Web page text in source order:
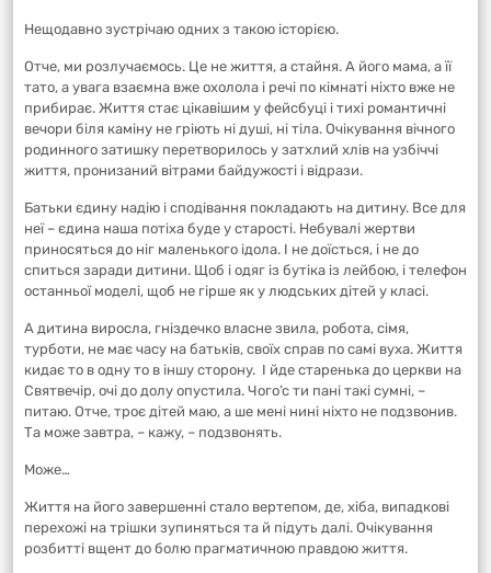
Нещодавно зустрічаю одних з такою історією.
Отче, ми розлучаємось. Це не життя, а стайня. А його мама, а її
тато, а увага взаємна вже охолола і речі по кімнаті ніхто вже не
прибирає. Життя стає цікавішим у фейсбуці і тихі романтичні
вечори біля каміну не гріють ні душі, ні тіла. Очікування вічного
родинного затишку перетворилось у затхлий хлів на узбіччі
життя, пронизаний вітрами байдужості і відрази.
Батьки єдину надію і сподівання покладають на дитину. Все для
неї – єдина наша потіха буде у старості. Небувалі жертви
приносяться до ніг маленького ідола. І не доїсться, і не до
спиться заради дитини. Щоб і одяг із бутіка із лейбою, і телефон
останньої моделі, щоб не гірше як у людських дітей у класі.
А дитина виросла, гніздечко власне звила, робота, сімя,
турботи, не має часу на батьків, своїх справ по самі вуха. Життя
кидає то в одну то в іншу сторону. І йде старенька до церкви на
Святвечір, очі до долу опустила. Чого’с ти пані такі сумні, –
питаю. Отче, троє дітей маю, а ше мені нині ніхто не подзвонив.
Та може завтра, – кажу, – подзвонять.
Може…
Життя на його завершенні стало вертепом, де, хіба, випадкові
перехожі на трішки зупиняться та й підуть далі. Очікування
розбитті вщент до болю прагматичною правдою життя.